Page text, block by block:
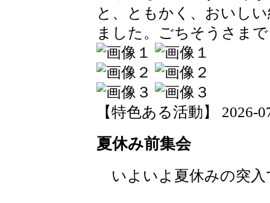
と、ともかく、おいし
ました。ごちそうさま
【特色ある活動】 2026-
夏休み前集会
いよいよ夏休みの突入